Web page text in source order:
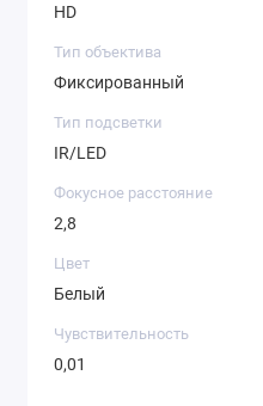
HD
Тип объектива
Фиксированный
Тип подсветки
IR/LED
Фокусное расстояние
2,8
Цвет
Белый
Чувствительность
0,01